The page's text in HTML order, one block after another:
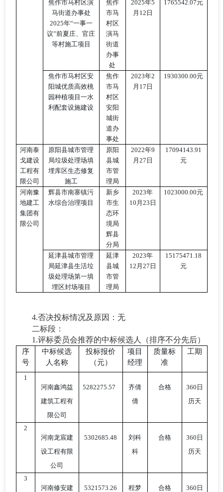
焦作市马村区演
马街道办事处
2025年“一事一
议”前夏庄、官庄
等村施工项目
焦作
市马
村区
演马
街道
办事
处
2025年5
月12日
1765542.07元
焦作市马村区安
阳城优质高效桃
园种植项目一水
利配套设施建设
焦作
市马
村区
安阳
城街
道办
事处
2023年2
月17日
1930300.00元
河南泰
戈建设
工程有
限公司
原阳县城市管理
局垃圾处理场填
埋库区生态修复
施工
原阳
县城
市管
理局
2022年9
月27日
17094143.91
元
河南豫
地建工
集团有
限公司
辉县市南寨镇污
水综合治理项目
新乡
市生
态环
境局
辉县
分局
2023年
10月23日
1023000.00元
延津县城市管理
局延津县生活垃
圾处理场第一填
埋区封场项目
延津
县城
市管
理局
2023年
12月27日
15175471.18
元
4.否决投标情况及原因 ：无
二标段：
1.评标委员会推荐的中标候选人（排序不分先后）
序
号
中标候选
人名称
投标报价
（元）
项目
经理
质量标
准
工期
1
河南鑫鸿益
建筑工程有
限公司
5282275.57
齐倩
倩
合格
360日
历天
2
河南龙宸建
设工程有限
公司
5302685.48
刘科
科
合格
360日
历天
3
河南修安建
5321573.26
程梦
合格
360日